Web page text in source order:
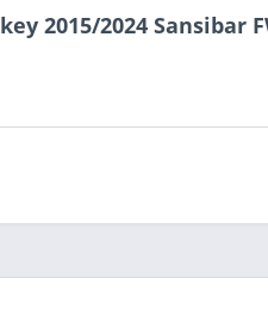
2015/2024 Sansibar